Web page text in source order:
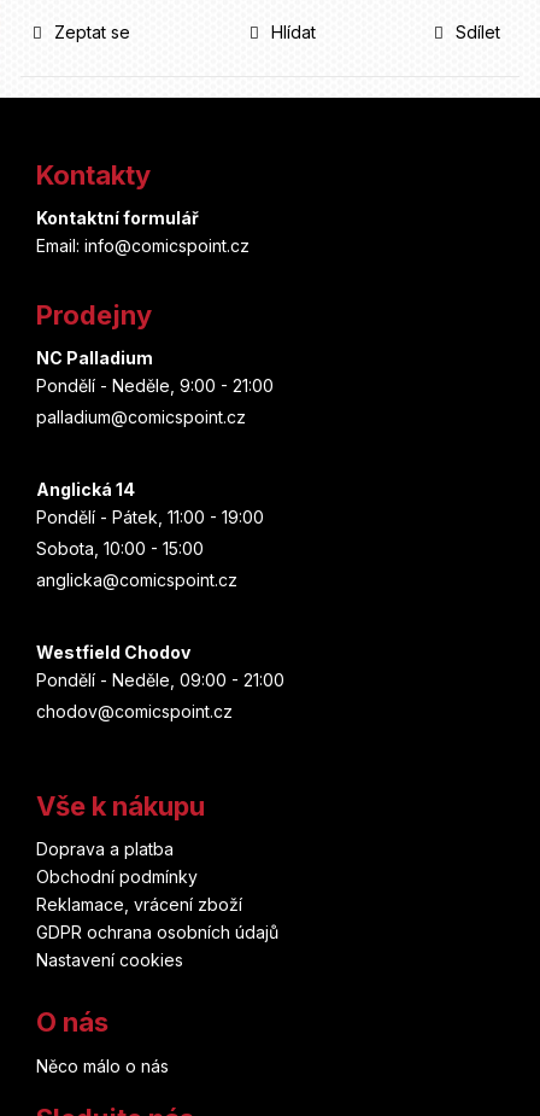
Zeptat se Hlídat Sdílet
Kontakty
Kontaktní formulář
Email: info@comicspoint.cz
Prodejny
NC Palladium
Pondělí - Neděle, 9:00 - 21:00
palladium@comicspoint.cz
Anglická 14
Pondělí - Pátek, 11:00 - 19:00
Sobota, 10:00 - 15:00
anglicka@comicspoint.cz
Westfield Chodov
Pondělí - Neděle, 09:00 - 21:00
chodov@comicspoint.cz
Vše k nákupu
Doprava a platba
Obchodní podmínky
Reklamace, vrácení zboží
GDPR ochrana osobních údajů
Nastavení cookies
O nás
Něco málo o nás